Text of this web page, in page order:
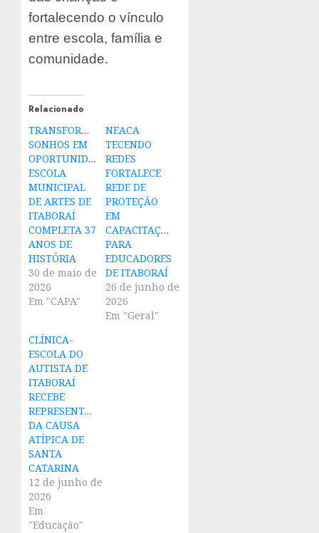
fortalecendo o vínculo
entre escola, família e
comunidade.
Relacionado
TRANSFORMANDO
SONHOS EM
OPORTUNIDADES:
ESCOLA
MUNICIPAL
DE ARTES DE
ITABORAÍ
COMPLETA 37
ANOS DE
HISTÓRIA
30 de maio de
2026
Em "CAPA"
NEACA
TECENDO
REDES
FORTALECE
REDE DE
PROTEÇÃO
EM
CAPACITAÇÃO
PARA
EDUCADORES
DE ITABORAÍ
26 de junho de
2026
Em "Geral"
CLÍNICA-
ESCOLA DO
AUTISTA DE
ITABORAÍ
RECEBE
REPRESENTANTES
DA CAUSA
ATÍPICA DE
SANTA
CATARINA
12 de junho de
2026
Em
"Educação"